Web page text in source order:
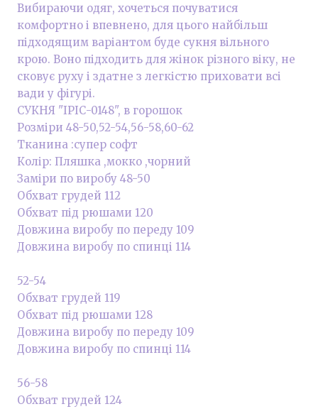
Вибираючи одяг, хочеться почуватися
комфортно і впевнено, для цього найбільш
підходящим варіантом буде сукня вільного
крою. Воно підходить для жінок різного віку, не
сковує руху і здатне з легкістю приховати всі
вади у фігурі.
СУКНЯ "ІРІС-0148", в горошок
Розміри 48-50,52-54,56-58,60-62
Тканина :супер софт
Колір: Пляшка ,мокко ,чорний
Заміри по виробу 48-50
Обхват грудей 112
Обхват під рюшами 120
Довжина виробу по переду 109
Довжина виробу по спинці 114
52-54
Обхват грудей 119
Обхват під рюшами 128
Довжина виробу по переду 109
Довжина виробу по спинці 114
56-58
Обхват грудей 124